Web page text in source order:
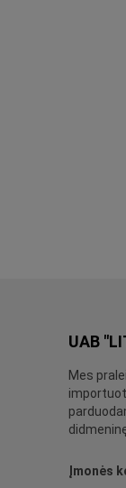
UAB
Mes
Įmonės